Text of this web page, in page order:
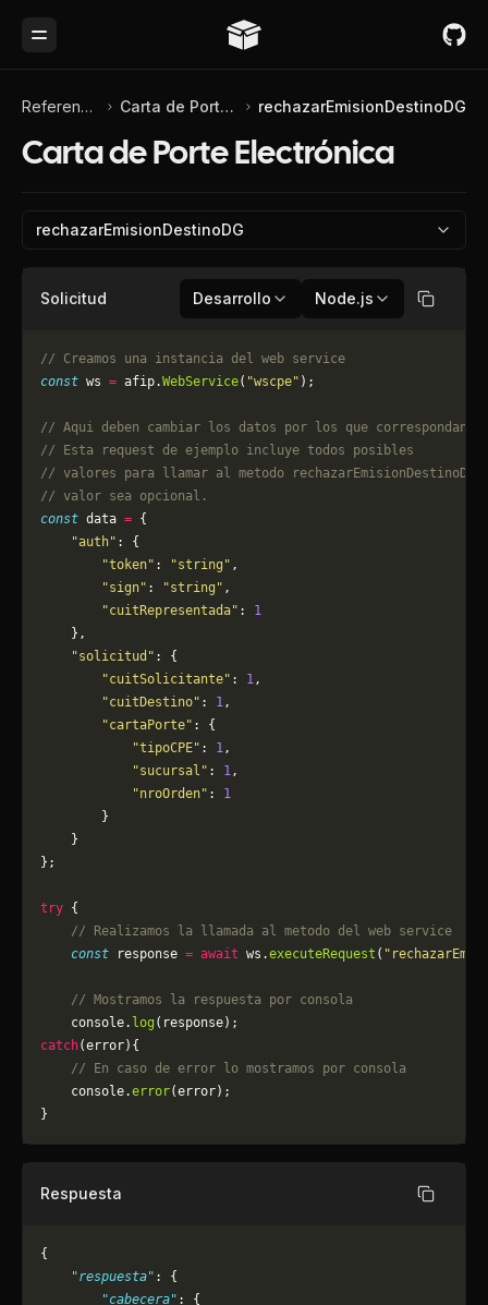
Toggle Menu
Referencia de API Carta de Porte Electrónica rechazarEmisionDestinoDG
Carta de Porte Electrónica
rechazarEmisionDestinoDG
Solicitud Desarrollo Node.js Copiar
// Creamos una instancia del web service
const ws = afip.WebService( "wscpe" );
// Aqui deben cambiar los datos por los que correspondan.
// Esta request de ejemplo incluye todos posibles
// valores para llamar al metodo rechazarEmisionDestinoDG,
// valor sea opcional.
const data = {
    "auth"
: {
        "token"
: "string" ,
        "sign"
: "string" ,
        "cuitRepresentada"
: 1
    },
    "solicitud"
: {
        "cuitSolicitante"
: 1,
        "cuitDestino"
: 1,
        "cartaPorte"
: {
            "tipoCPE"
: 1,
            "sucursal"
: 1,
            "nroOrden"
: 1
        }
    }
};
try {
    // Realizamos la llamada al metodo del web service
    const
response = await ws.executeRequest (
    // Mostramos la respuesta por consola
    console.
log (response);
catch(error){
    // En caso de error lo mostramos por consola
	console.
error(error);
}
Respuesta Copiar
{
    "respuesta"
: {
        "cabecera"
: {